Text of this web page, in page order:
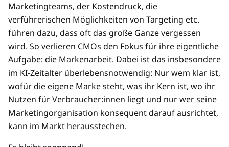
Marketingteams, der Kostendruck, die
verführerischen Möglichkeiten von Targeting etc.
führen dazu, dass oft das große Ganze vergessen
wird. So verlieren CMOs den Fokus für ihre eigentliche
Aufgabe: die Markenarbeit. Dabei ist das insbesondere
im KI-Zeitalter überlebensnotwendig: Nur wem klar ist,
wofür die eigene Marke steht, was ihr Kern ist, wo ihr
Nutzen für Verbraucher:innen liegt und nur wer seine
Marketingorganisation konsequent darauf ausrichtet,
kann im Markt herausstechen.